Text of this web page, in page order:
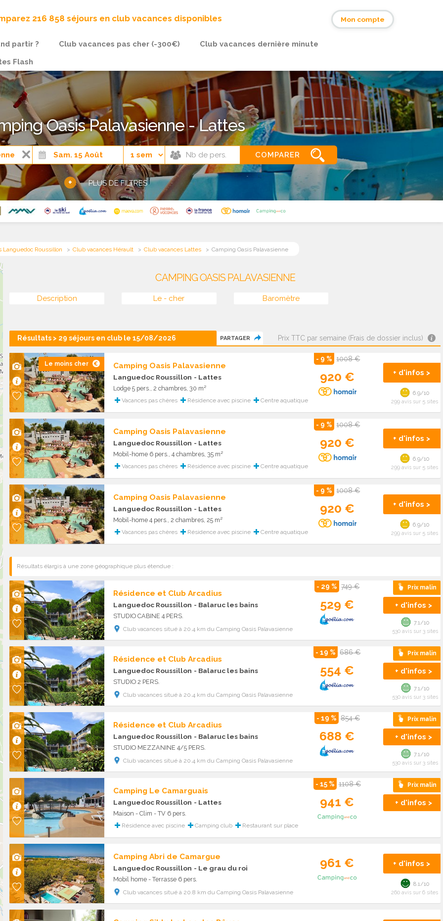
216 858 séjours en club vacances disponibles Mon compte
partir ? Club vacances pas cher (-300€)
Club vacances dernière minute
Flash
Oasis Palavasienne - Lattes
COMPARER
+ PLUS DE FILTRES
Languedoc Roussillon Club vacances Hérault Club vacances Lattes Camping Oasis Palavasienne
CAMPING OASIS PALAVASIENNE
Description Le - cher Baromètre
Résultats > 29 séjours en club le 15/08/2026 PARTAGER Prix TTC par semaine (Frais de dossier inclus)
Le moins cher Camping Oasis Palavasienne
Languedoc Roussillon - Lattes
Lodge 5 pers., 2 chambres, 30 m²
Vacances pas chères Résidence avec piscine Centre aquatique
- 9 % 1008 €
920 € + d'infos >
6.9/10
299 avis sur 5 sites
Camping Oasis Palavasienne
Languedoc Roussillon - Lattes
Mobil-home 6 pers., 4 chambres, 35 m²
Vacances pas chères Résidence avec piscine Centre aquatique
- 9 % 1008 €
920 € + d'infos >
6.9/10
299 avis sur 5 sites
Camping Oasis Palavasienne
Languedoc Roussillon - Lattes
Mobil-home 4 pers., 2 chambres, 25 m²
Vacances pas chères Résidence avec piscine Centre aquatique
- 9 % 1008 €
920 € + d'infos >
6.9/10
299 avis sur 5 sites
Résultats élargis à une zone géographique plus étendue :
Résidence et Club Arcadius
Languedoc Roussillon - Balaruc les bains
STUDIO CABINE 4 PERS.
Club vacances situé à 20.4 km du Camping Oasis Palavasienne
- 29 % 749 €
529 €
Prix malin
+ d'infos >
7.1/10
530 avis sur 3 sites
Résidence et Club Arcadius
Languedoc Roussillon - Balaruc les bains
STUDIO 2 PERS.
Club vacances situé à 20.4 km du Camping Oasis Palavasienne
- 19 % 686 €
554 €
Prix malin
+ d'infos >
7.1/10
530 avis sur 3 sites
Résidence et Club Arcadius
Languedoc Roussillon - Balaruc les bains
STUDIO MEZZANINE 4/5 PERS.
Club vacances situé à 20.4 km du Camping Oasis Palavasienne
- 19 % 854 €
688 €
Prix malin
+ d'infos >
7.1/10
530 avis sur 3 sites
Camping Le Camarguais
Languedoc Roussillon - Lattes
Maison - Clim - TV 6 pers.
Résidence avec piscine Camping club Restaurant sur place
- 15 % 1108 €
941 €
Prix malin
+ d'infos >
Camping Abri de Camargue
Languedoc Roussillon - Le grau du roi
Mobil home - Terrasse 6 pers.
Club vacances situé à 20.8 km du Camping Oasis Palavasienne
961 € + d'infos >
8.1/10
260 avis sur 6 sites